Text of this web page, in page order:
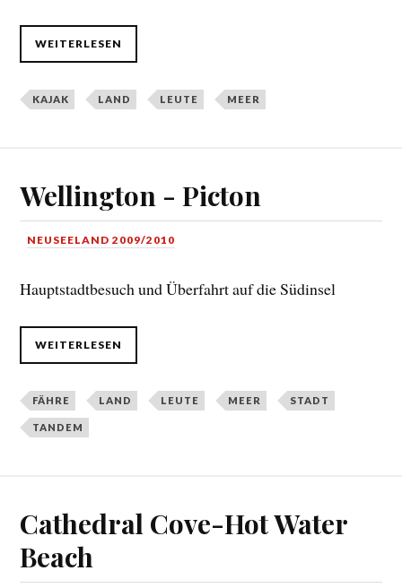
WEITERLESEN
KAJAK LAND LEUTE MEER
Wellington - Picton
NEUSEELAND 2009/2010
Hauptstadtbesuch und Überfahrt auf die Südinsel
WEITERLESEN
FÄHRE LAND LEUTE MEER STADT
TANDEM
Cathedral Cove-Hot Water
Beach